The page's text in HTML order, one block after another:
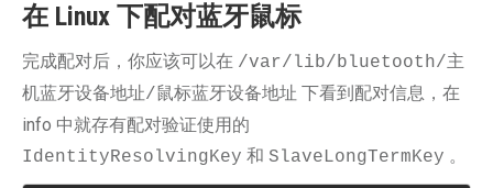
在 Linux 下配对蓝牙鼠标
完成配对后，你应该可以在 /var/lib/bluetooth/主
机蓝牙设备地址/鼠标蓝牙设备地址 下看到配对信息，在
info 中就存有配对验证使用的
IdentityResolvingKey 和 SlaveLongTermKey 。